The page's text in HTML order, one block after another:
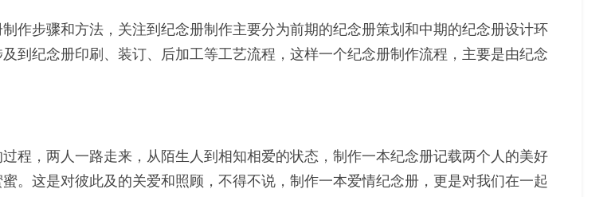
作步骤和方法，关注到纪念册制作主要分为前期的纪念册策划和中期的纪念册设计环
到纪念册印刷、装订、后加工等工艺流程，这样一个纪念册制作流程，主要是由纪念
程，两人一路走来，从陌生人到相知相爱的状态，制作一本纪念册记载两个人的美好
。这是对彼此及的关爱和照顾，不得不说，制作一本爱情纪念册，更是对我们在一起